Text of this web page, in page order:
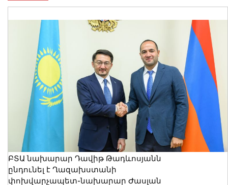
ԲՏԱ նախարար Դավիթ Թադևոսյանն
ընդունել է Ղազախստանի
փոխվարչապետ-նախարար Ժասլան